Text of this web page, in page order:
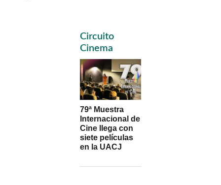
Primary
Sidebar
Circuito
Cinema
79ª Muestra
Internacional de
Cine llega con
siete películas
en la UACJ